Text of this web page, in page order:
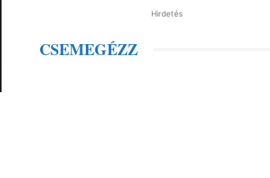
Hirdetés
CSEMEGÉZZ